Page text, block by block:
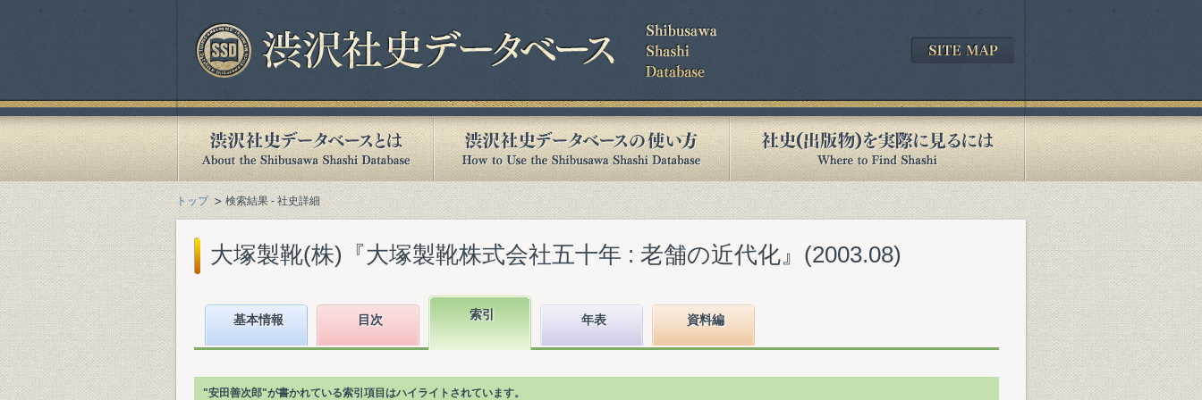
トップ 検索結果 - 社史詳細
大塚製靴(株)『大塚製靴株式会社五十年 : 老舗の近代化』(2003.08)
基本情報 目次 索引 年表 資料編
"安田善次郎"が書かれている索引項目はハイライトされています。